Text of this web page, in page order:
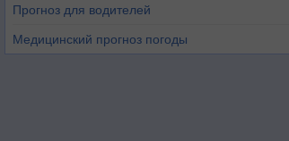
Прогноз для водителей
Медицинский прогноз погоды